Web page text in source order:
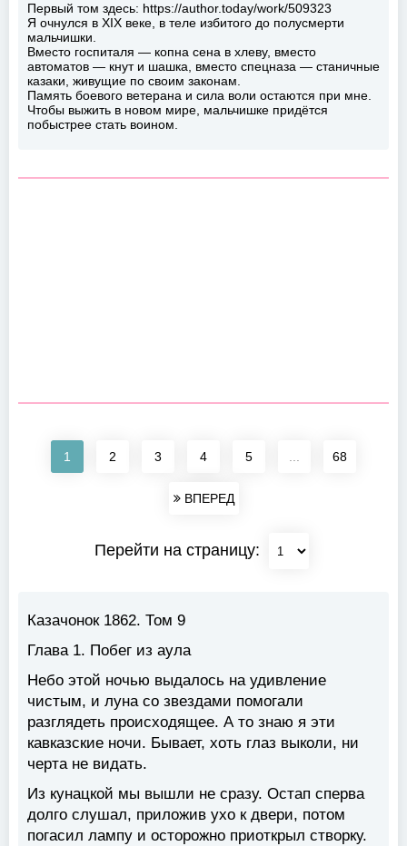
Первый том здесь: https://author.today/work/509323
Я очнулся в XIX веке, в теле избитого до полусмерти
мальчишки.
Вместо госпиталя — копна сена в хлеву, вместо
автоматов — кнут и шашка, вместо спецназа — станичные
казаки, живущие по своим законам.
Память боевого ветерана и сила воли остаются при мне.
Чтобы выжить в новом мире, мальчишке придётся
побыстрее стать воином.
1 2 3 4 5 68
ВПЕРЕД
Перейти на страницу:
Казачонок 1862. Том 9
Глава 1. Побег из аула
Небо этой ночью выдалось на удивление
чистым, и луна со звездами помогали
разглядеть происходящее. А то знаю я эти
кавказские ночи. Бывает, хоть глаз выколи, ни
черта не видать.
Из кунацкой мы вышли не сразу. Остап сперва
долго слушал, приложив ухо к двери, потом
погасил лампу и осторожно приоткрыл створку.